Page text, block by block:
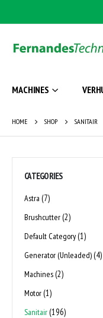
MACHINES
HOME SHOP SANITAIR
CATEGORIES
Astra (7)
Brushcutter(2)
Default Category(1)
Generator (Unleaded)(4)
Machines(2)
Motor(1)
Sanitair(196)